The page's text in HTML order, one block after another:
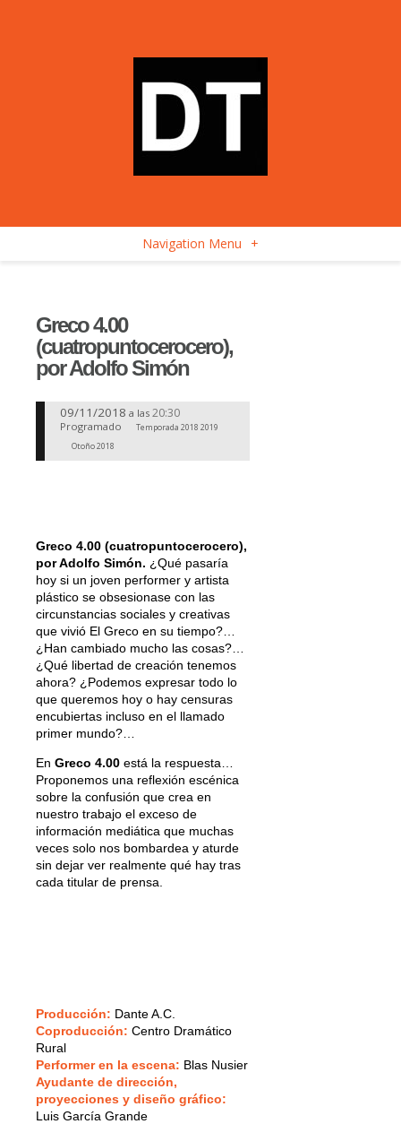
Navigation Menu +
Greco 4.00
(cuatropuntocerocero),
por Adolfo Simón
09/11/2018 a las 20:30
Programado
Temporada 2018 2019
Otoño 2018
Greco 4.00 (cuatropuntocerocero),
por Adolfo Simón. ¿Qué pasaría
hoy si un joven performer y artista
plástico se obsesionase con las
circunstancias sociales y creativas
que vivió El Greco en su tiempo?…
¿Han cambiado mucho las cosas?…
¿Qué libertad de creación tenemos
ahora? ¿Podemos expresar todo lo
que queremos hoy o hay censuras
encubiertas incluso en el llamado
primer mundo?…
En Greco 4.00 está la respuesta…
Proponemos una reflexión escénica
sobre la confusión que crea en
nuestro trabajo el exceso de
información mediática que muchas
veces solo nos bombardea y aturde
sin dejar ver realmente qué hay tras
cada titular de prensa.
Producción: Dante A.C.
Coproducción: Centro Dramático
Rural
Performer en la escena: Blas Nusier
Ayudante de dirección,
proyecciones y diseño gráfico:
Luis García Grande